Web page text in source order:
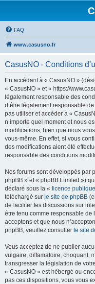
FAQ
www.casusno.fr
CasusNO - Conditions
En accédant à « CasusNO »
« CasusNO » et « https://
légalement responsable des
d’être légalement responsable
pas utiliser et accéder à «
n’importe quel moment et nous
modifications, bien que nous
vous-même. En effet, si vous
des modifications aient été
responsable des conditions
Nos forums sont développés par
phpBB » et « phpBB Limited »)
déclaré sous la « licence
téléchargé sur le site de phpBB
de faciliter les discussions sur
être tenu comme responsable
acceptons et que nous
phpBB, veuillez consulter le site
Vous acceptez de ne publier
vulgaire, diffamatoire, choquant,
transgresser la législation de
« CasusNO » est hébergé ou
pas ces dispositions, vous vous